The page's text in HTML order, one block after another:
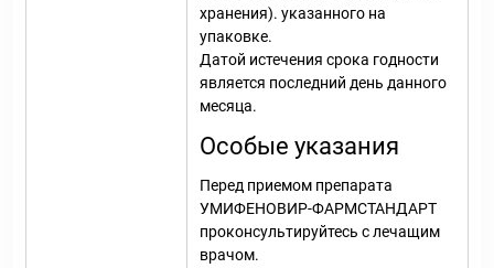
хранения). указанного на
упаковке.
Датой истечения срока годности
является последний день данного
месяца.
Особые указания
Перед приемом препарата
УМИФЕНОВИР-ФАРМСТАНДАРТ
проконсультируйтесь с лечащим
врачом.